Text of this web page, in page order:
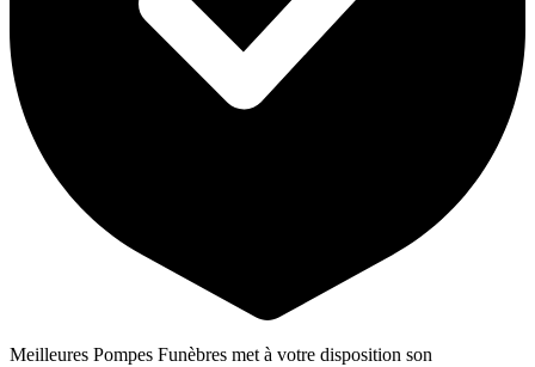
Meilleures Pompes Funèbres met à votre disposition son